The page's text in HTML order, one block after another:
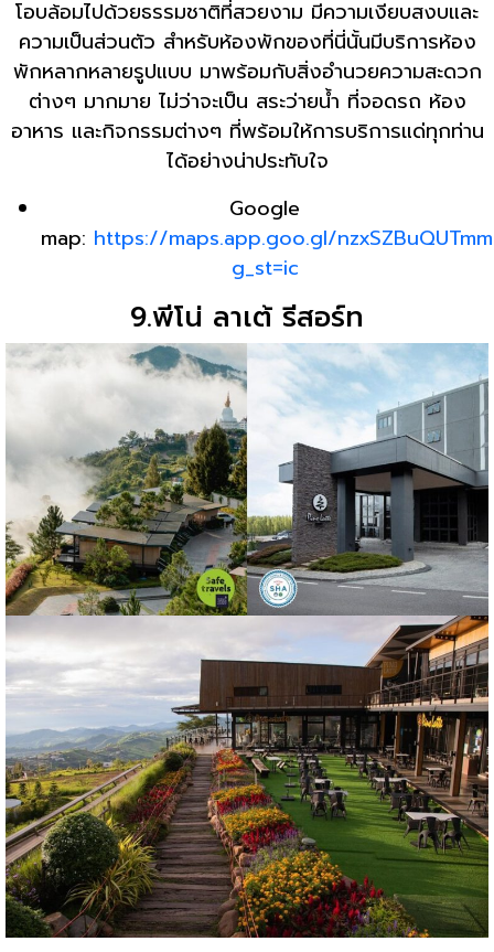
โอบล้อมไปด้วยธรรมชาติที่สวยงาม มีความเงียบสงบและ
ความเป็นส่วนตัว สำหรับห้องพักของที่นี่นั้นมีบริการห้อง
พักหลากหลายรูปแบบ มาพร้อมกับสิ่งอำนวยความสะดวก
ต่างๆ มากมาย ไม่ว่าจะเป็น สระว่ายน้ำ ที่จอดรถ ห้อง
อาหาร และกิจกรรมต่างๆ ที่พร้อมให้การบริการแด่ทุกท่าน
ได้อย่างน่าประทับใจ
Google
map: https://maps.app.goo.gl/
g_st=ic
9.พีโน่ ลาเต้ รีสอร์ท